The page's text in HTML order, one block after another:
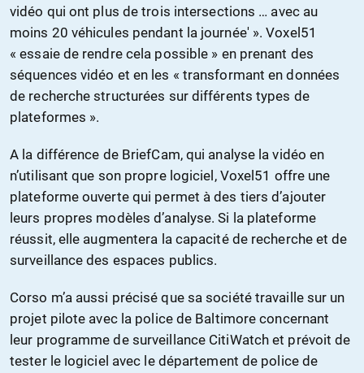
vidéo qui ont plus de trois intersections … avec au
moins 20 véhicules pendant la journée' ». Voxel51
« essaie de rendre cela possible » en prenant des
séquences vidéo et en les « transformant en données
de recherche structurées sur différents types de
plateformes ».
A la différence de BriefCam, qui analyse la vidéo en
n’utilisant que son propre logiciel, Voxel51 offre une
plateforme ouverte qui permet à des tiers d’ajouter
leurs propres modèles d’analyse. Si la plateforme
réussit, elle augmentera la capacité de recherche et de
surveillance des espaces publics.
Corso m’a aussi précisé que sa société travaille sur un
projet pilote avec la police de Baltimore concernant
leur programme de surveillance CitiWatch et prévoit de
tester le logiciel avec le département de police de